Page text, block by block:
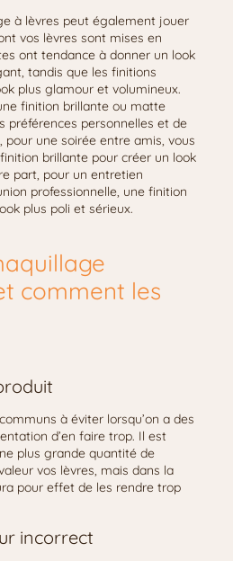
à lèvres peut également jouer
vos lèvres sont mises en
ont tendance à donner un look
tandis que les finitions
plus glamour et volumineux.
finition brillante ou matte
préférences personnelles et de
pour une soirée entre amis, vous
brillante pour créer un look
part, pour un entretien
professionnelle, une finition
plus poli et sérieux.
comment les
à éviter lorsqu’on a des
d’en faire trop. Il est
plus grande quantité de
vos lèvres, mais dans la
pour effet de les rendre trop
incorrect